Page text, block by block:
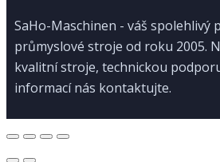
SaHo-Maschinen - váš spolehlivý
průmyslové stroje od roku 2005.
kvalitní stroje, technickou
informací nás kontaktujte.